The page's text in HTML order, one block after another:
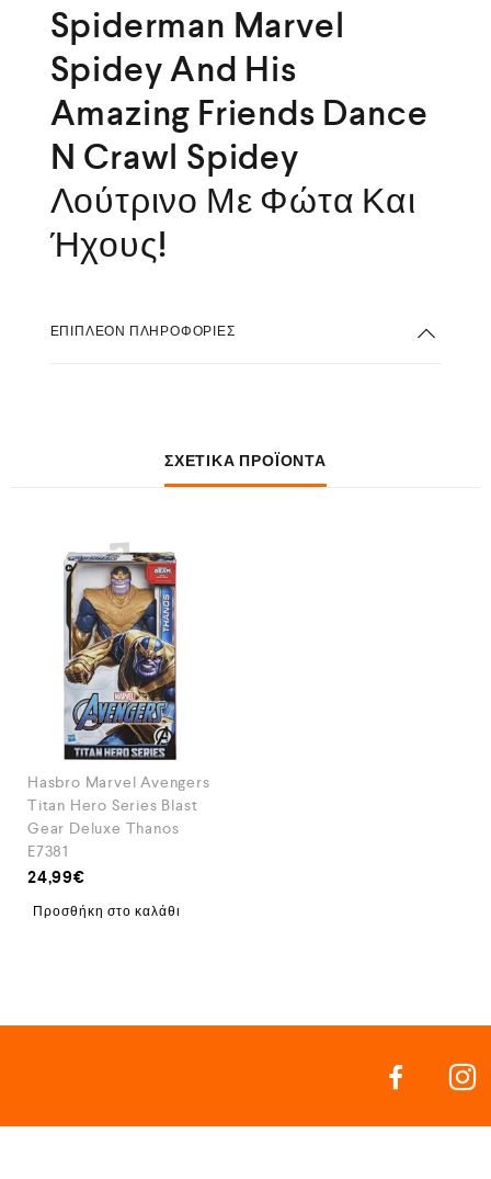
Spiderman Marvel
Spidey And His
Amazing Friends Dance
N Crawl Spidey
Λούτρινο Με Φώτα Και
Ήχους!
ΕΠΙΠΛΈΟΝ ΠΛΗΡΟΦΟΡΊΕΣ
ΣΧΕΤΙΚΆ ΠΡΟΪΌΝΤΑ
Hasbro Marvel Avengers
Titan Hero Series Blast
Gear Deluxe Thanos
E7381
24,99€
Προσθήκη στο καλάθι